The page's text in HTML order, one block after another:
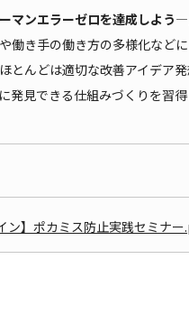
マンエラーゼロを達成しよ
働き手の働き方の多様化など
とんどは適切な改善アイデア
発見できる仕組みづくりを習
ン】ポカミス防止実践セミナ